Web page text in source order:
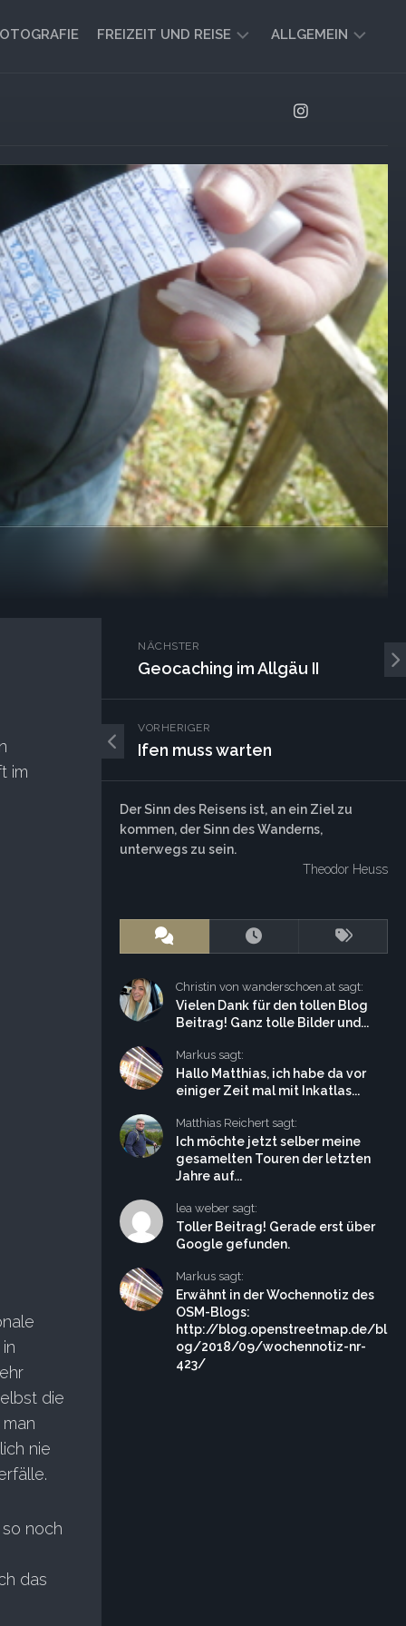
FREIZEIT UND REISE
REISEBERICHTE
UND
IMPRESSIONEN
FREIZEIT-
TIPPS
ALLGEMEIN
im
die
nie
noch
das
NÄCHSTER
Geocaching im Allgäu II
VORHERIGER
Ifen muss warten
Der Sinn des Reisens ist, an ein Ziel zu
kommen, der Sinn des Wanderns,
unterwegs zu sein.
Theodor Heuss
Christin von wanderschoen.at sagt:
Vielen Dank für den tollen Blog
Beitrag! Ganz tolle Bilder und...
Markus sagt:
Hallo Matthias, ich habe da vor
einiger Zeit mal mit Inkatlas...
Matthias Reichert sagt:
Ich möchte jetzt selber meine
gesamelten Touren der letzten
Jahre auf...
lea weber sagt:
Toller Beitrag! Gerade erst über
Google gefunden.
Markus sagt:
Erwähnt in der Wochennotiz des
OSM-Blogs:
http://blog.openstreetmap.de/bl
og/2018/09/wochennotiz-nr-
423/